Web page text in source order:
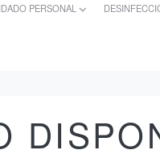
PERSONAL